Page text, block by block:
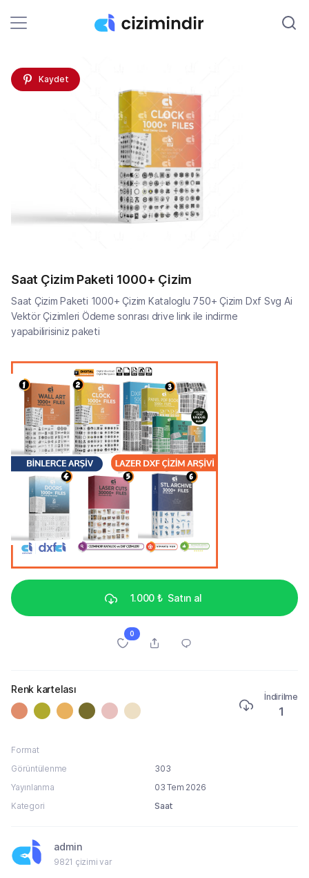
Kaydet
Saat Çizim Paketi 1000+ Çizim
Saat Çizim Paketi 1000+ Çizim Kataloglu 750+ Çizim Dxf Svg Ai
Vektör Çizimleri Ödeme sonrası drive link ile indirme
yapabilirisiniz paketi
1.000 ₺ Satın al
0
Renk kartelası
İndirilme
1
Format
Görüntülenme
303
Yayınlanma
03 Tem 2026
Kategori
Saat
admin
9821 çizimi var